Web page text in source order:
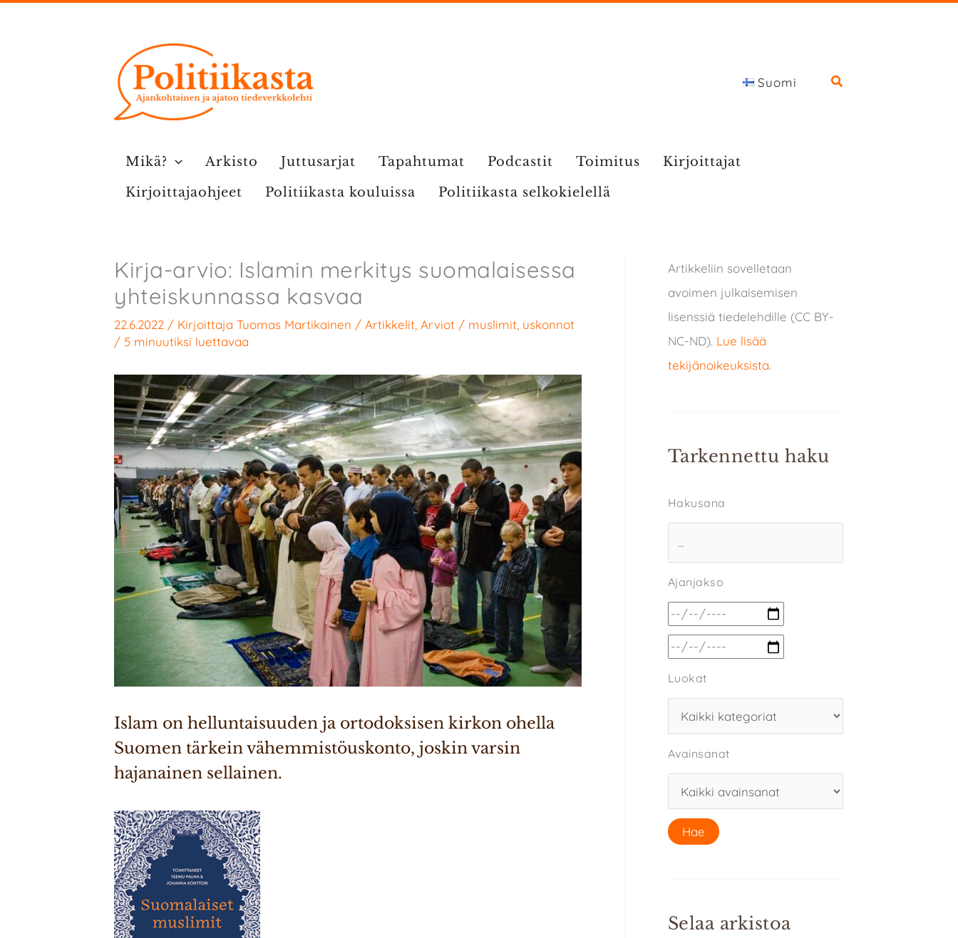
Suomi
Mikä? Arkisto Juttusarjat Tapahtumat Podcastit Toimitus
Kirjoittajat
Kirjoittajaohjeet
Politiikasta kouluissa Politiikasta selkokielellä
Kirja-arvio: Islamin merkitys suomalaisessa
yhteiskunnassa kasvaa
22.6.2022 / Kirjoittaja Tuomas Martikainen / Artikkelit Arviot / muslimit uskonnot
/ 5 minuutiksi luettavaa
Islam on helluntaisuuden ja ortodoksisen kirkon ohella
Suomen tärkein vähemmistöuskonto, joskin varsin
hajanainen sellainen.
Artikkeliin sovelletaan
avoimen julkaisemisen
lisenssiä tiedelehdille (CC BY-
NC-ND). Lue lisää
tekijänoikeuksista.
Tarkennettu haku
Hakusana
Ajanjakso
Luokat
Avainsanat
Selaa arkistoa